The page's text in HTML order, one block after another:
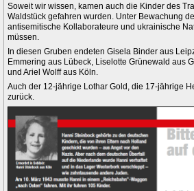
Soweit wir wissen, kamen auch die Kinder des
Waldstück gefahren wurden. Unter Bewachung
antisemitische Kollaborateure und ukrainische
müssen.
In diesen Gruben endeten Gisela Binder aus
Emmering aus Lübeck, Liselotte Grünewald aus
und Ariel Wolff aus Köln.
Auch der 12-jährige Lothar Gold, die 17-jährige
zurück.